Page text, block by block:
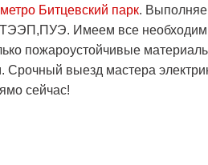
Битцевский парк.
Имеем все
пожароустойчивые
Срочный выезд мастера
сейчас!